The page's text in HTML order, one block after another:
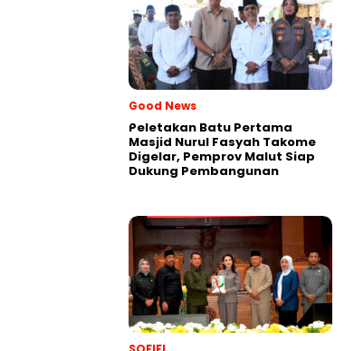
Good News
Peletakan Batu Pertama
Masjid Nurul Fasyah Takome
Digelar, Pemprov Malut Siap
Dukung Pembangunan